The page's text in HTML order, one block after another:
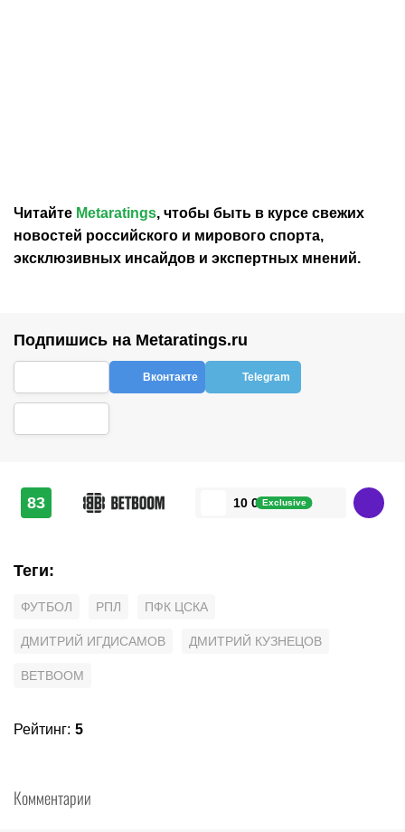
Читайте Metaratings, чтобы быть в курсе свежих
новостей российского и мирового спорта,
эксклюзивных инсайдов и экспертных мнений.
Подпишись на Metaratings.ru
Вконтакте Telegram
83 10 000 ₽Exclusive
Теги:
ФУТБОЛ РПЛ ПФК ЦСКА
ДМИТРИЙ ИГДИСАМОВ ДМИТРИЙ КУЗНЕЦОВ
BETBOOM
Рейтинг: 5
Комментарии